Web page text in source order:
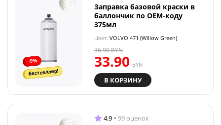
-9%
бестселлер!
Заправка базовой краски в
баллончик по OEM-коду
375мл
Цвет: VOLVO 471 (Willow Green)
33.90 BYN
36.90BYN
В КОРЗИНУ
4.9 99 оценок